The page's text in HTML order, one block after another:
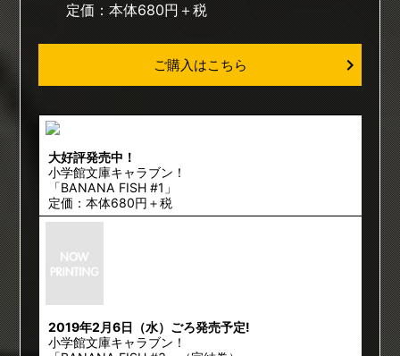
定価：本体680円＋税
ご購入はこちら
大好評発売中！
小学館文庫キャラブン！
「BANANA FISH #1」
定価：本体680円＋税
2019年2月6日（水）ごろ発売予定!
小学館文庫キャラブン！